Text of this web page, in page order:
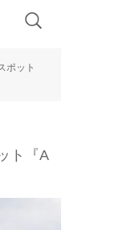
ポット
ト『A